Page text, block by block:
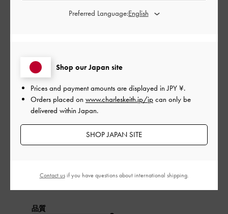
とても可愛い
小さいバッグが多いのでこのカードケースはとても使いやすい
お札を入れて落ちてこないか心配でしたが、大丈夫でした！
品質
Shop our Japan site
Prices and payment amounts are displayed inJPY ¥.
Orders placed on www.charleskeith.jp/jp can only be
delivered within Japan.
SHOP JAPAN SITE
Preferred Language:
Contact usif you have questions about international shipping.